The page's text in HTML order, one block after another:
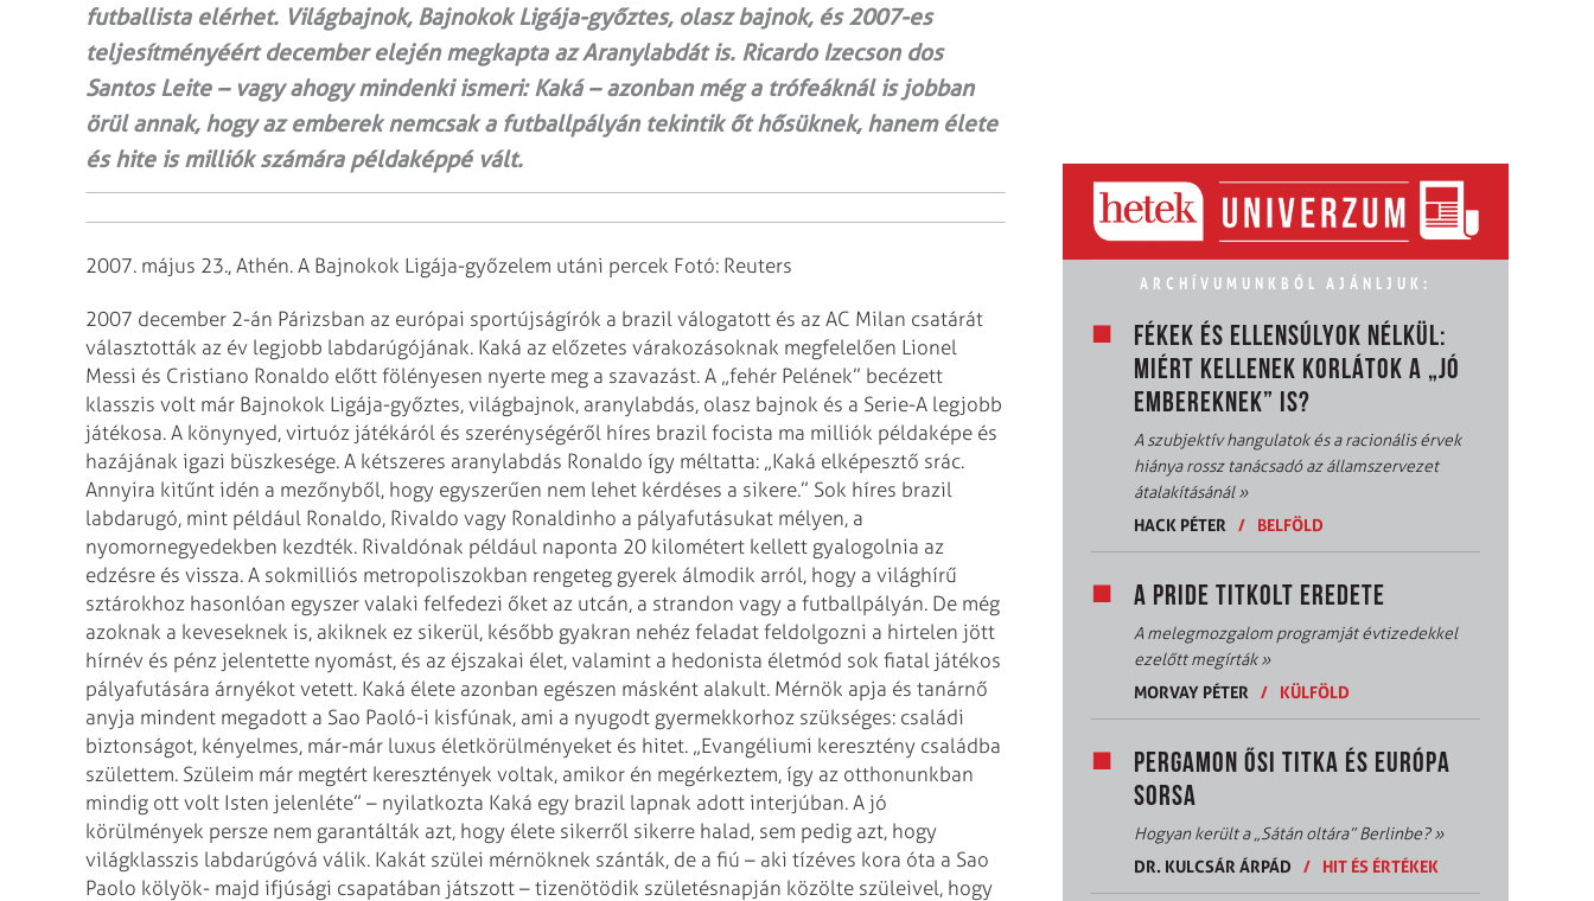
futballista elérhet. Világbajnok, Bajnokok Ligája-győztes, olasz bajnok, és 2007-es
teljesítményéért december elején megkapta az Aranylabdát is. Ricardo Izecson dos
Santos Leite – vagy ahogy mindenki ismeri: Kaká – azonban még a trófeáknál is jobban
örül annak, hogy az emberek nemcsak a futballpályán tekintik őt hősüknek, hanem élete
és hite is milliók számára példaképpé vált.
2007. május 23., Athén. A Bajnokok Ligája-győzelem utáni percek Fotó: Reuters
2007 december 2-án Párizsban az európai sportújságírók a brazil válogatott és az AC Milan csatárát
választották az év legjobb labdarúgójának. Kaká az előzetes várakozásoknak megfelelően Lionel
Messi és Cristiano Ronaldo előtt fölényesen nyerte meg a szavazást. A „fehér Pelének” becézett
klasszis volt már Bajnokok Ligája-győztes, világbajnok, aranylabdás, olasz bajnok és a Serie-A legjobb
játékosa. A könynyed, virtuóz játékáról és szerénységéről híres brazil focista ma milliók példaképe és
hazájának igazi büszkesége. A kétszeres aranylabdás Ronaldo így méltatta: „Kaká elképesztő srác.
Annyira kitűnt idén a mezőnyből, hogy egyszerűen nem lehet kérdéses a sikere.” Sok híres brazil
labdarugó, mint például Ronaldo, Rivaldo vagy Ronaldinho a pályafutásukat mélyen, a
nyomornegyedekben kezdték. Rivaldónak például naponta 20 kilométert kellett gyalogolnia az
edzésre és vissza. A sokmilliós metropoliszokban rengeteg gyerek álmodik arról, hogy a világhírű
sztárokhoz hasonlóan egyszer valaki felfedezi őket az utcán, a strandon vagy a futballpályán. De még
azoknak a keveseknek is, akiknek ez sikerül, később gyakran nehéz feladat feldolgozni a hirtelen jött
hírnév és pénz jelentette nyomást, és az éjszakai élet, valamint a hedonista életmód sok fiatal játékos
pályafutására árnyékot vetett. Kaká élete azonban egészen másként alakult. Mérnök apja és tanárnő
anyja mindent megadott a Sao Paoló-i kisfúnak, ami a nyugodt gyermekkorhoz szükséges: családi
biztonságot, kényelmes, már-már luxus életkörülményeket és hitet. „Evangéliumi keresztény családba
születtem. Szüleim már megtért keresztények voltak, amikor én megérkeztem, így az otthonunkban
mindig ott volt Isten jelenléte” – nyilatkozta Kaká egy brazil lapnak adott interjúban. A jó
körülmények persze nem garantálták azt, hogy élete sikerről sikerre halad, sem pedig azt, hogy
világklasszis labdarúgóvá válik. Kakát szülei mérnöknek szánták, de a fiú – aki tízéves kora óta a Sao
Paolo kölyök- majd ifjúsági csapatában játszott – tizenötödik születésnapján közölte szüleivel, hogy
ARCHÍVUMUNKBÓL AJÁNLJUK:
FÉKEK ÉS ELLENSÚLYOK NÉLKÜL:
MIÉRT KELLENEK KORLÁTOK A „JÓ
EMBEREKNEK” IS?
A szubjektív hangulatok és a racionális érvek
hiánya rossz tanácsadó az államszervezet
átalakításánál»
HACK PÉTER
/ BELFÖLD
A PRIDE TITKOLT EREDETE
A melegmozgalom programját évtizedekkel
ezelőtt megírták»
MORVAY PÉTER
/ KÜLFÖLD
PERGAMON ŐSI TITKA ÉS EURÓPA
SORSA
Hogyan került a „Sátán oltára” Berlinbe?»
DR. KULCSÁR ÁRPÁD
/ HIT ÉS ÉRTÉKEK